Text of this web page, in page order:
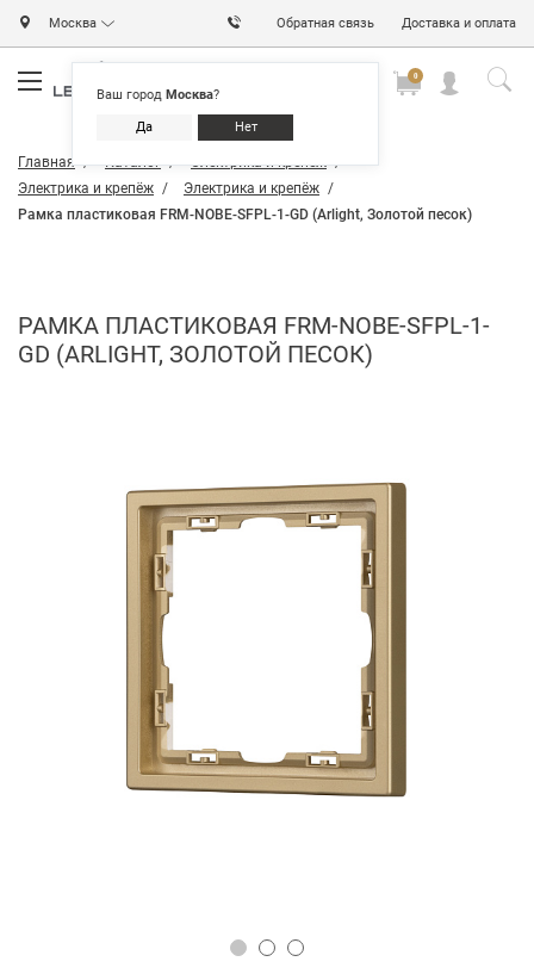
Москва
Ваш город Москва?
Да Нет
Обратная связь Доставка и оплата
0
Главная Каталог
Электрика и крепёж
Электрика и крепёж
Электрика и крепёж
Рамка пластиковая FRM-NOBE-SFPL-1-GD (Arlight, Золотой песок)
РАМКА ПЛАСТИКОВАЯ FRM-NOBE-SFPL-1-
GD (ARLIGHT, ЗОЛОТОЙ ПЕСОК)